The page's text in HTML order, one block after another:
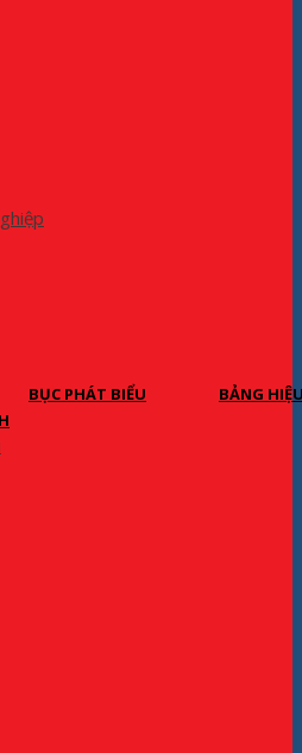
BỤC PHÁT BIỂU
BẢNG